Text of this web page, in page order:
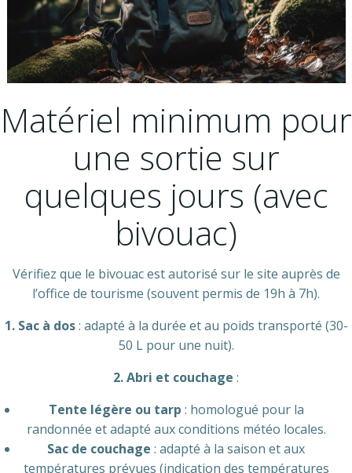
Matériel minimum pour
une sortie sur
quelques jours (avec
bivouac)
Vérifiez que le bivouac est autorisé sur le site auprès de
l’office de tourisme (souvent permis de 19h à 7h).
1. Sac à dos: adapté à la durée et au poids transporté (30-
50 L pour une nuit).
2.Abri et couchage :
Tente légère ou tarp : homologué pour la
randonnée et adapté aux conditions météo locales.
Sac de couchage : adapté à la saison et aux
températures prévues (indication des températures